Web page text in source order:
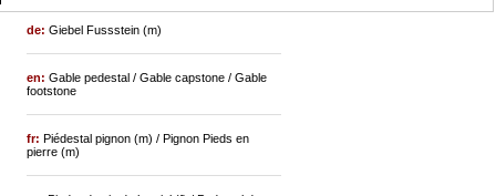
de:Giebel Fussstein (m)
en:Gable pedestal / Gable capstone / Gable
footstone
fr:Piédestal pignon (m) / Pignon Pieds en
pierre (m)